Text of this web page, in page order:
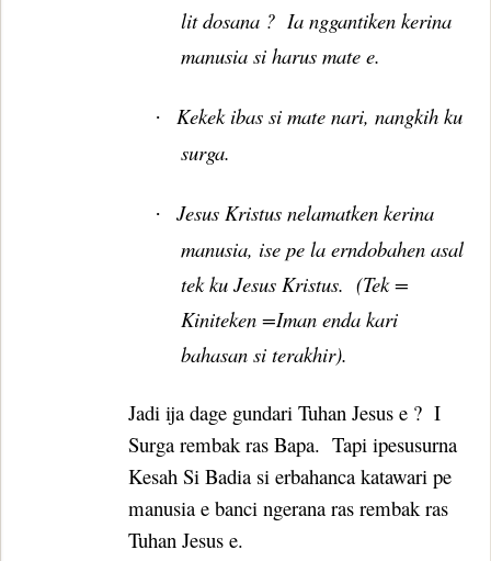
lit dosana ? Ia nggantiken kerina
manusia si harus mate e.
·
Kekek ibas si mate nari, nangkih ku
surga.
·
Jesus Kristus nelamatken kerina
manusia, ise pe la erndobahen asal
tek ku Jesus Kristus. (Tek =
Kiniteken =Iman enda kari
bahasan si terakhir).
Jadi ija dage gundari Tuhan Jesus e ? I
Surga rembak ras Bapa. Tapi ipesusurna
Kesah Si Badia si erbahanca katawari pe
manusia e banci ngerana ras rembak ras
Tuhan Jesus e.